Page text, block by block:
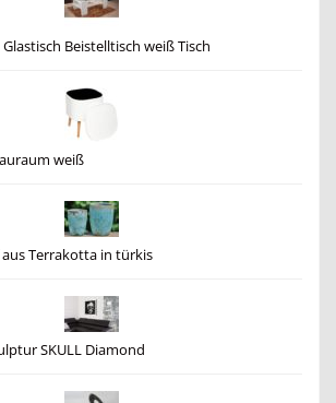
Beistelltisch weiß Tisch
weiß
Terrakotta in türkis
SKULL Diamond